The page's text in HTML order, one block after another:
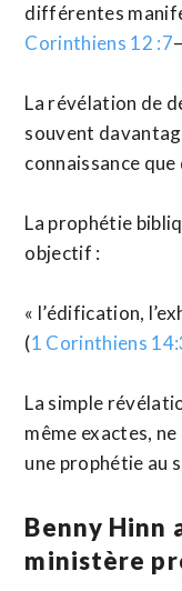
différentes
Corinthiens 12 :7–
La révélation de
souvent
connaissance
La prophétie
objectif :
« l’édification,
(1 Corinthiens
La simple
même exactes,
une prophétie au
Benny Hinn
ministère